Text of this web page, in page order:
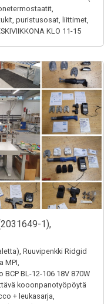
puristusosat, liittimet,
KLO 11-15
1),
Ruuvipenkki Ridgid
MPI,
BL-12-106 18V 870W
kooonpanotyöpöytä
+ leukasarja,